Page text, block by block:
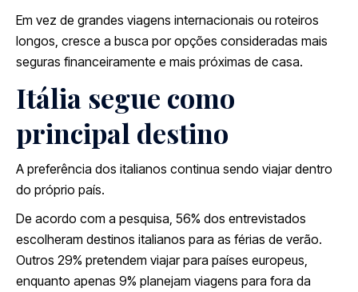
Em vez de grandes viagens internacionais ou roteiros
longos, cresce a busca por opções consideradas mais
seguras financeiramente e mais próximas de casa.
Itália segue como
principal destino
A preferência dos italianos continua sendo viajar dentro
do próprio país.
De acordo com a pesquisa, 56% dos entrevistados
escolheram destinos italianos para as férias de verão.
Outros 29% pretendem viajar para países europeus,
enquanto apenas 9% planejam viagens para fora da